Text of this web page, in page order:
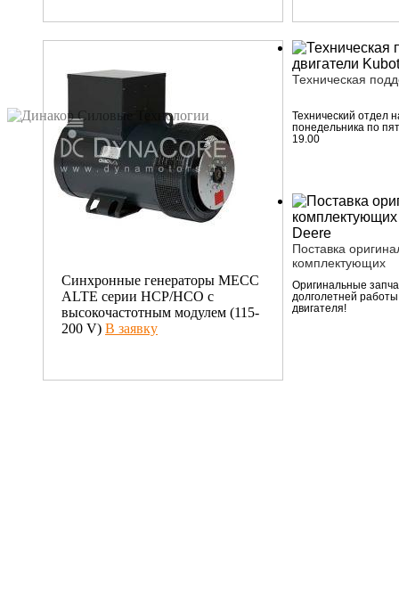
Синхронные генераторы МЕСС
ALTE серии HCP/HCO c
высокочастотным модулем (115-
200 V) В заявку
Техническая
Технический отдел
понедельника по
19.00
Поставка
комплектующих
Оригинальные
долголетней
двигателя!